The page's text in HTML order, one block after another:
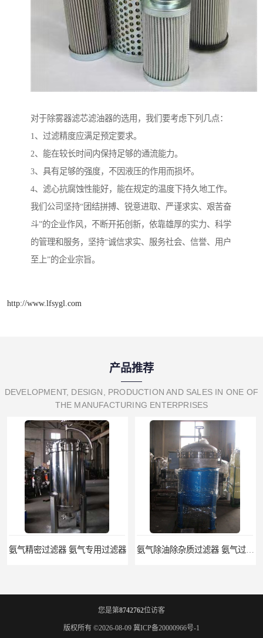
对于除雾器滤芯滤油器的选用，我们要考虑下列几点：
1、过滤精度应满足预定要求。
2、能在较长时间内保持足够的通流能力。
3、具有足够的强度，不因液压的作用而损坏。
4、滤心抗腐蚀性能好，能在规定的温度下持久地工作。
我们公司坚持“团结拼搏、锐意进取、严谨求实、艰苦奋
斗”的企业作风，不断开拓创新，依靠雄厚的实力、科学
的管理和服务，坚持“诚信求实、服务社会、信誉、用户
至上”的企业宗旨。
http://www.lfsygl.com
产品推荐
DEVELOPMENT, DESIGN, PRODUCTION AND SALES IN ONE OF
THE MANUFACTURING ENTERPRISES
氨气精密过滤器 氨气专用过滤器 氨气除油除杂质过滤器 氨气过滤器生产厂家
您是第8742762位访客
版权所有 ©2026-08-09 冀ICP备20000966号-1